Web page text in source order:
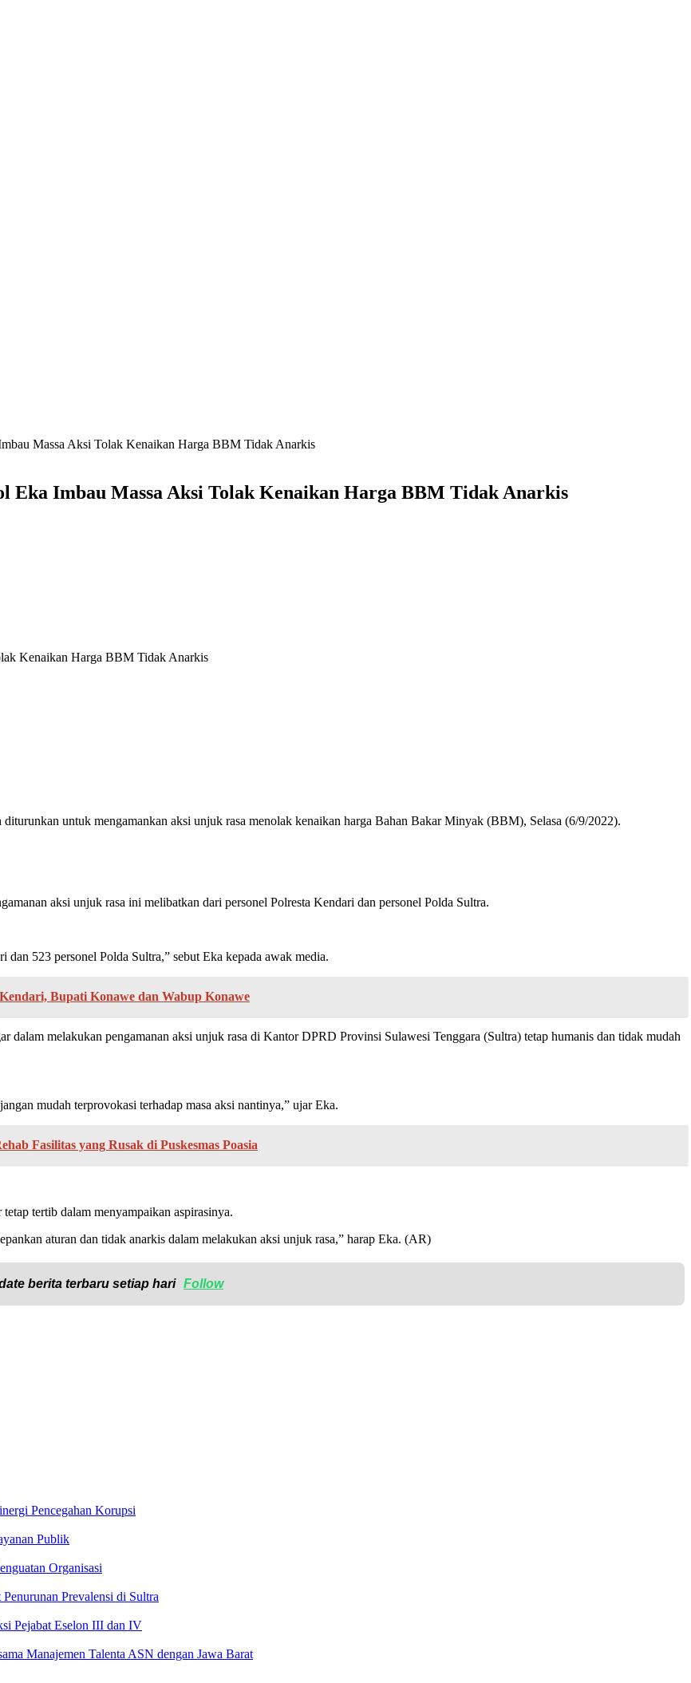
Massa Aksi Tolak Kenaikan Harga BBM Tidak Anarkis
Eka Imbau Massa Aksi Tolak Kenaikan Harga BBM Tidak Anarkis
Kenaikan Harga BBM Tidak Anarkis
diturunkan untuk mengamankan aksi unjuk rasa menolak kenaikan harga Bahan Bakar Minyak (BBM), Selasa (6/9/2022).
aksi unjuk rasa ini melibatkan dari personel Polresta Kendari dan personel Polda Sultra.
523 personel Polda Sultra,” sebut Eka kepada awak media.
Bupati Konawe dan Wabup Konawe
dalam melakukan pengamanan aksi unjuk rasa di Kantor DPRD Provinsi Sulawesi Tenggara (Sultra) tetap humanis dan tidak mudah
mudah terprovokasi terhadap masa aksi nantinya,” ujar Eka.
Fasilitas yang Rusak di Puskesmas Poasia
tertib dalam menyampaikan aspirasinya.
aturan dan tidak anarkis dalam melakukan aksi unjuk rasa,” harap Eka. (AR)
berita terbaru setiap hari Follow
Pencegahan Korupsi
Publik
Organisasi
Prevalensi di Sultra
Pejabat Eselon III dan IV
Manajemen Talenta ASN dengan Jawa Barat